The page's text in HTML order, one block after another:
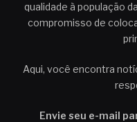
qualidade à população
compromisso de
Aqui, você encontra
Envie seu e-mail